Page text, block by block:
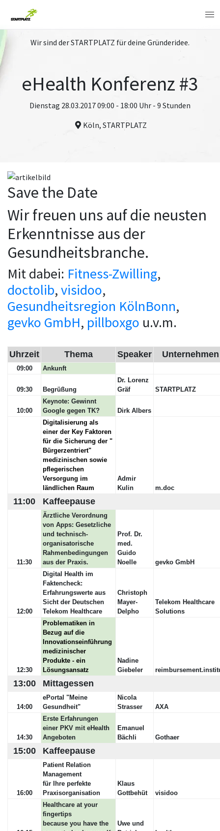
Wir sind der STARTPLATZ für deine Gründeridee.
eHealth Konferenz #3
Dienstag 28.03.2017 09:00 - 18:00 Uhr - 9 Stunden
Köln, STARTPLATZ
Save the Date
Wir freuen uns auf die neusten
Erkenntnisse aus der
Gesundheitsbranche.
Mit dabei: Fitness-Zwilling,
doctolib,visidoo,
Gesundheitsregion KölnBonn,
gevko GmbH, pillboxgo u.v.m.
Uhrzeit Thema Speaker Unternehmen
09:00 Ankunft
09:30 Begrüßung
Dr. Lorenz
Gräf
STARTPLATZ
10:00
Keynote: Gewinnt
Google gegen TK?
Dirk Albers
Digitalisierung als
einer der Key Faktoren
für die Sicherung der "
Bürgerzentriert"
medizinischen sowie
pflegerischen
Versorgung im
ländlichen Raum
Admir
Kulin
m.doc
11:00 Kaffeepause
11:30
Ärztliche Verordnung
von Apps: Gesetzliche
und technisch-
organisatorische
Rahmenbedingungen
aus der Praxis.
Prof. Dr.
med.
Guido
Noelle
gevko GmbH
12:00
Digital Health im
Faktencheck:
Erfahrungswerte aus
Sicht der Deutschen
Telekom Healthcare
Christoph
Mayer-
Delpho
Telekom Healthcare
Solutions
12:30
Problematiken in
Bezug auf die
Innovationseinführung
medizinischer
Produkte - ein
Lösungsansatz
Nadine
Giebeler
13:00 Mittagessen
14:00
ePortal "Meine
Gesundheit"
Nicola
Strasser
AXA
14:30
Erste Erfahrungen
einer PKV mit eHealth
Angeboten
Emanuel
Bächli
Gothaer
15:00 Kaffeepause
16:00
Patient Relation
Management
für Ihre perfekte
Praxisorganisation
Klaus
Gottbehüt
visidoo
Healthcare at your
fingertips
because you have the
Uwe und